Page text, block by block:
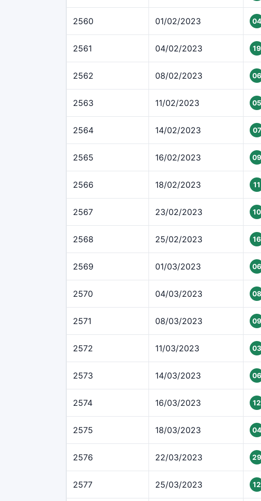
2560 01/02/2023 04
2561 04/02/2023 19
2562 08/02/2023 06
2563 11/02/2023 05
2564 14/02/2023 07
2565 16/02/2023 09
2566 18/02/2023 11
2567 23/02/2023 10
2568 25/02/2023 16
2569 01/03/2023 06
2570 04/03/2023 08
2571 08/03/2023 09
2572 11/03/2023 03
2573 14/03/2023 06
2574 16/03/2023 12
2575 18/03/2023 04
2576 22/03/2023 29
2577 25/03/2023 12